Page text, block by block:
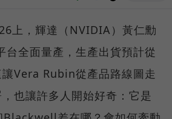
上，輝達（NVIDIA）黃仁勳
全面量產，生產出貨預計從
Vera Rubin從產品路線圖走
也讓許多人開始好奇：它是